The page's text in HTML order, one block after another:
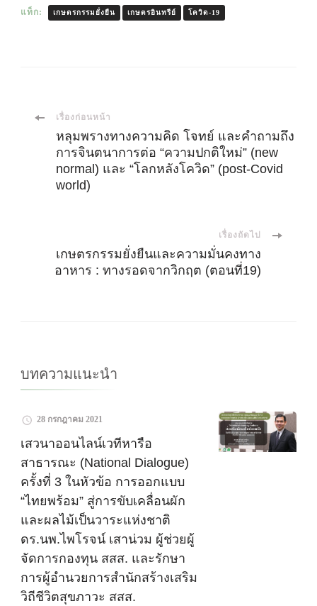
แท็ก:
เกษตรกรรมยั่งยืน เกษตรอินทรีย์ โควิด-19
เมนู
ทาง
เรื่องก่อนหน้า
หลุมพรางทางความคิด โจทย์ และคำถามถึง
การจินตนาการต่อ “ความปกติใหม่” (new
normal) และ “โลกหลังโควิด” (post-Covid
world)
เรื่องถัดไป
เกษตรกรรมยั่งยืนและความมั่นคงทาง
อาหาร : ทางรอดจากวิกฤต (ตอนที่19)
บทความแนะนำ
28 กรกฎาคม 2021
เสวนาออนไลน์เวทีหารือ
สาธารณะ (National Dialogue)
ครั้งที่ 3 ในหัวข้อ การออกแบบ
“ไทยพร้อม” สู่การขับเคลื่อนผัก
และผลไม้เป็นวาระแห่งชาติ
ดร.นพ.ไพโรจน์ เสาน่วม ผู้ช่วยผู้
จัดการกองทุน สสส. และรักษา
การผู้อำนวยการสำนักสร้างเสริม
วิถีชีวิตสุขภาวะ สสส.